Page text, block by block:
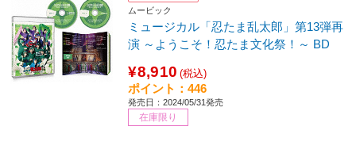
ムービック
ミュージカル「忍たま乱太郎」第13弾再
演 ～ようこそ！忍たま文化祭！～ BD
¥8,910 (税込)
ポイント：446
発売日：2024/05/31発売
在庫限り